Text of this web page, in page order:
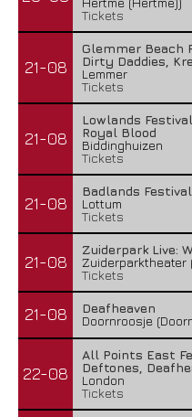
Tickets
21-08
Glemmer Beach
Dirty Daddies,
Lemmer
Tickets
21-08
Lowlands
Royal Blood
Biddinghuizen
Tickets
21-08
Badlands
Lottum
Tickets
21-08
Zuiderpark Live:
Zuiderparktheater
Tickets
21-08
Deafheaven
Doornroosje
22-08
All Points East
Deftones,
London
Tickets